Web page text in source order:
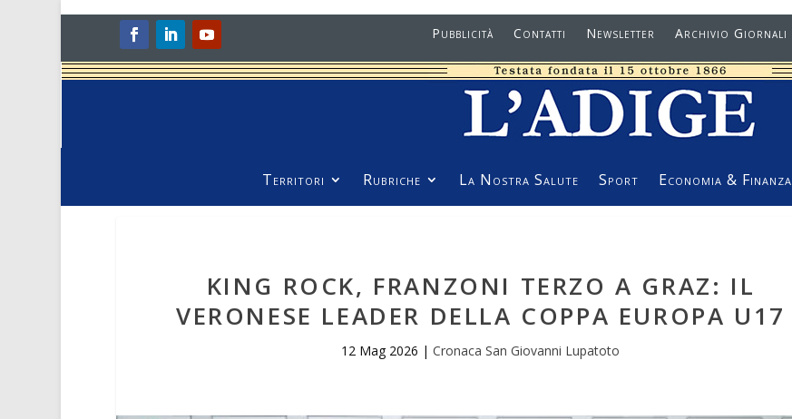
Pubblicità Contatti Newsletter Archivio Giornali
Territori Rubriche La Nostra Salute Sport Economia & Finanza
KING ROCK, FRANZONI TERZO A GRAZ: IL
VERONESE LEADER DELLA COPPA EUROPA U17
12 Mag 2026 |Cronaca San Giovanni Lupatoto